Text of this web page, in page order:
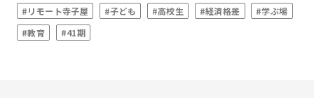
#リモート寺子屋 #子ども #高校生 #経済格差
#学ぶ場
#教育
#41期